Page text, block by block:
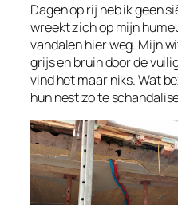
Dagen op rij heb ik geen
wreekt zich op mijn
vandalen hier weg. Mijn
grijs en bruin door de
vind het maar niks. Wat
hun nest zo te